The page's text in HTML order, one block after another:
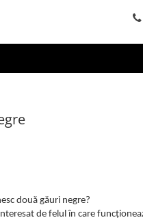
două găuri negre?
de felul în care